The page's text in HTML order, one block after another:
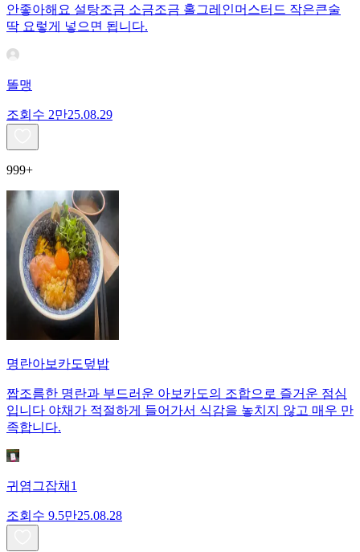
안좋아해요 설탕조금 소금조금 홀그레인머스터드 작은큰술
딱 요렇게 넣으면 됩니다.
똘맹
조회수 2만25.08.29
999+
명란아보카도덮밥
짭조름한 명란과 부드러운 아보카도의 조합으로 즐거운 점심
입니다 야채가 적절하게 들어가서 식감을 놓치지 않고 매우 만
족합니다.
귀염그잡채1
조회수 9.5만25.08.28